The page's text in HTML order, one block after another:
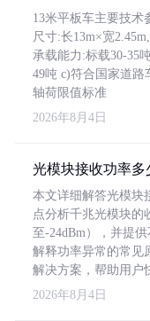
13米平板车主要技术
尺寸:长13m×宽
承载能力:标载30-35
49吨 c)符合国家道路
轴荷限值标准
2026年8月4日
光模块接收功率多
本文详细解答光模块
点分析千兆光模块的
至-24dBm），并提
解释功率异常的常见
解决方案，帮助用户
2026年8月4日